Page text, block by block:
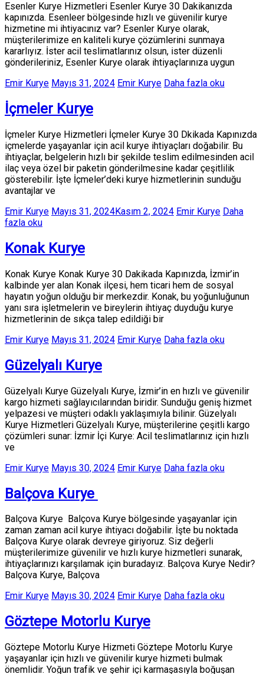
Esenler Kurye Hizmetleri Esenler Kurye 30 Dakikanızda
kapınızda. Esenleer bölgesinde hızlı ve güvenilir kurye
hizmetine mi ihtiyacınız var? Esenler Kurye olarak,
müşterilerimize en kaliteli kurye çözümlerini sunmaya
kararlıyız. İster acil teslimatlarınız olsun, ister düzenli
gönderileriniz, Esenler Kurye olarak ihtiyaçlarınıza uygun
Emir Kurye Mayıs 31, 2024 Emir Kurye Daha fazla oku
İçmeler Kurye
İçmeler Kurye Hizmetleri İçmeler Kurye 30 Dkikada Kapınızda
içmelerde yaşayanlar için acil kurye ihtiyaçları doğabilir. Bu
ihtiyaçlar, belgelerin hızlı bir şekilde teslim edilmesinden acil
ilaç veya özel bir paketin gönderilmesine kadar çeşitlilik
gösterebilir. İşte İçmeler’deki kurye hizmetlerinin sunduğu
avantajlar ve
Emir Kurye Mayıs 31, 2024Kasım 2, 2024 Emir Kurye Daha
fazla oku
Konak Kurye
Konak Kurye Konak Kurye 30 Dakikada Kapınızda, İzmir’in
kalbinde yer alan Konak ilçesi, hem ticari hem de sosyal
hayatın yoğun olduğu bir merkezdir. Konak, bu yoğunluğunun
yanı sıra işletmelerin ve bireylerin ihtiyaç duyduğu kurye
hizmetlerinin de sıkça talep edildiği bir
Emir Kurye Mayıs 31, 2024 Emir Kurye Daha fazla oku
Güzelyalı Kurye
Güzelyalı Kurye Güzelyalı Kurye, İzmir’in en hızlı ve güvenilir
kargo hizmeti sağlayıcılarından biridir. Sunduğu geniş hizmet
yelpazesi ve müşteri odaklı yaklaşımıyla bilinir. Güzelyalı
Kurye Hizmetleri Güzelyalı Kurye, müşterilerine çeşitli kargo
çözümleri sunar: İzmir İçi Kurye: Acil teslimatlarınız için hızlı
ve
Emir Kurye Mayıs 30, 2024 Emir Kurye Daha fazla oku
Balçova Kurye
Balçova Kurye Balçova Kurye bölgesinde yaşayanlar için
zaman zaman acil kurye ihtiyacı doğabilir. İşte bu noktada
Balçova Kurye olarak devreye giriyoruz. Siz değerli
müşterilerimize güvenilir ve hızlı kurye hizmetleri sunarak,
ihtiyaçlarınızı karşılamak için buradayız. Balçova Kurye Nedir?
Balçova Kurye, Balçova
Emir Kurye Mayıs 30, 2024 Emir Kurye Daha fazla oku
Göztepe Motorlu Kurye
Göztepe Motorlu Kurye Hizmeti Göztepe Motorlu Kurye
yaşayanlar için hızlı ve güvenilir kurye hizmeti bulmak
önemlidir. Yoğun trafik ve şehir içi karmaşasıyla boğuşan